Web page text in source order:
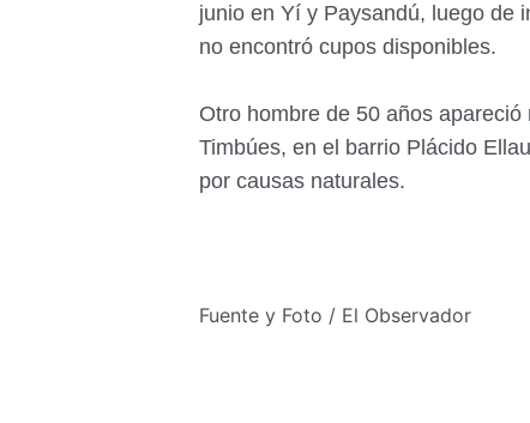
junio en Yí y Paysandú, luego de
no encontró cupos disponibles.
Otro hombre de 50 años
Timbúes, en el barrio Plácido
por causas naturales.
Fuente y Foto / El Observador